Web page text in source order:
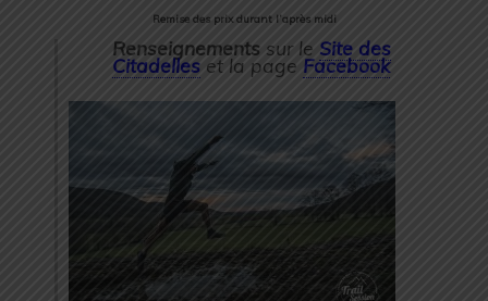
Remise des prix durant l’après midi
Renseignements sur le Site des
Citadelles et la page Facebook